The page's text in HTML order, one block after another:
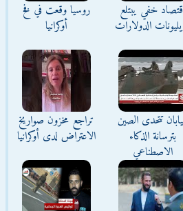
خفي يبتلع
الدولارات
روسيا وقعت في فخ
أوكرانيا
تتحدى الصين
بترسانة الذكاء
الاصطناعي
تراجع مخزون صواريخ
الاعتراض لدى أوكرانيا